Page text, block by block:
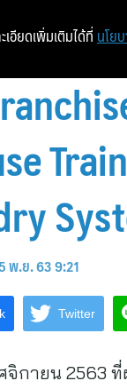
พ.ย. 63 9:21
Twitter
กายน 2563 ที่
อียดเพิ่มเติมได้ที่ นโย